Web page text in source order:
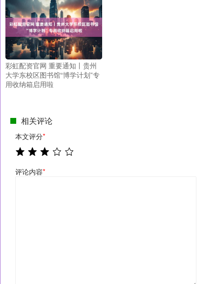
彩虹配资官网 重要通知丨贵州
大学东校区图书馆“博学计划”专
用收纳箱启用啦
相关评论
本文评分*
评论内容*